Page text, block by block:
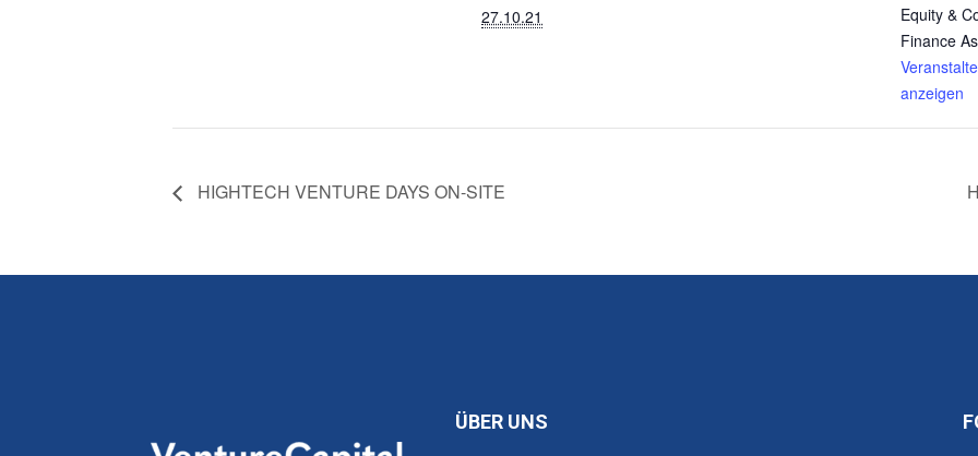
27.10.21
Equity &
Finance
anzeigen
HIGHTECH VENTURE DAYS ON-SITE
ÜBER UNS